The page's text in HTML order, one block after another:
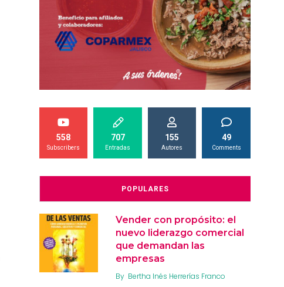
558
Subscribers
707
Entradas
155
Autores
49
Comments
POPULARES
Vender con propósito: el
nuevo liderazgo comercial
que demandan las
empresas
By Bertha Inés Herrerías Franco